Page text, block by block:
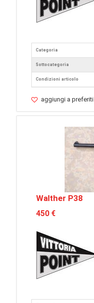
Categoria
Sottocategoria
Condizioni articolo
aggiungi a preferiti
Walther P38
450 €